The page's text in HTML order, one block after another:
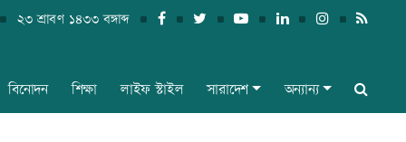
২৩ শ্রাবণ ১৪৩৩ বঙ্গাব্দ
বিনোদন শিক্ষা লাইফ স্টাইল সারাদেশ অন্যান্য